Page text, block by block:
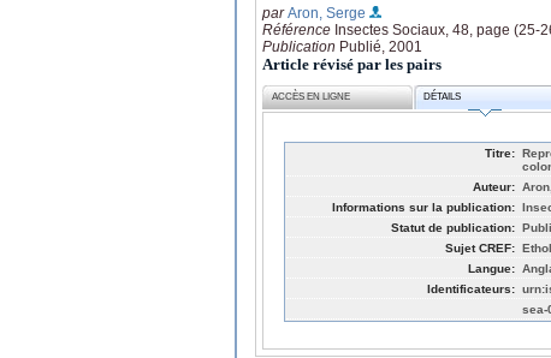
parAron, Serge
Référence Insectes Sociaux, 48, page (25-
Publication Publié, 2001
Article révisé par les pairs
ACCÈS EN LIGNE DÉTAILS
Titre:
Auteur:
Informations sur la publication:
Statut de publication:
Sujet CREF:
Langue:
Identificateurs:
sea-